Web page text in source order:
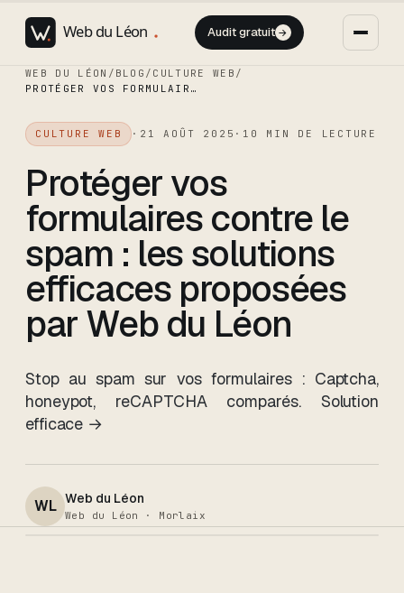
Audit gratuit →
WEB DU LÉON / BLOG / CULTURE WEB /
PROTÉGER VOS FORMULAIRES CONTRE LE SPAM : LES SOLUTIONS EFFICACES PROPOSÉES PAR WEB DU LÉON
CULTURE WEB · 21 AOÛT 2025 · 10 MIN DE LECTURE
Protéger vos
formulaires contre le
spam : les solutions
efficaces proposées
par Web du Léon
Stop au spam sur vos formulaires : Captcha,
honeypot, reCAPTCHA comparés. Solution
efficace →
WL Web du Léon
Web du Léon · Morlaix